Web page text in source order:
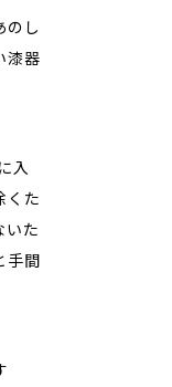
のし
漆器
入
くた
いた
手間